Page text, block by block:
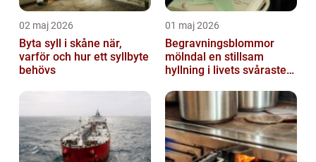
02 maj 2026
Byta syll i skåne när,
varför och hur ett syllbyte
behövs
01 maj 2026
Begravningsblommor
mölndal en stillsam
hyllning i livets svåraste